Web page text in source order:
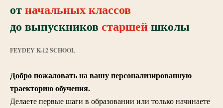
отначальных классов
до выпускниковстаршейшколы
FEYDEY K-12 SCHOOL
Добро пожаловать на вашу персонализированную
траекторию обучения.
Делаете первые шаги в образовании или только начинаете